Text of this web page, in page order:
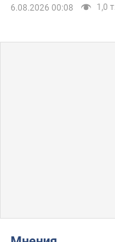
6.08.2026 00:08 1,0 т.